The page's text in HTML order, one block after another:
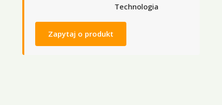
Technologia
Zapytaj o produkt